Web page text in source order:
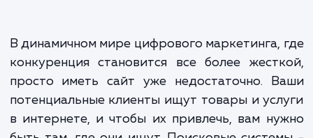
В динамичном мире цифрового маркетинга,
конкуренция становится все более